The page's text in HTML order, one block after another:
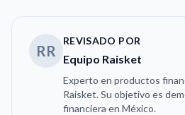
RR
REVISADO POR
Equipo Raisket
Experto en productos
Raisket. Su objetivo es
financiera en México.